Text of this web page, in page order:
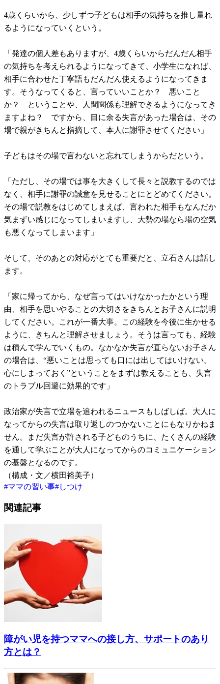
4歳くらいから、少しずつ子どもは相手の気持ちを推し量れ
るようになっていくという。
「発達の個人差もありますが、4歳くらいからだんだん相手
の気持ちを考えられるようになってきて、小学生になれば、
相手に合わせた丁寧語もだんだん使えるようになってきま
す。そうなってくると、言っていいことか？ 悪いこと
か？ ということや、人間関係も理解できるようになってき
ますよね？ ですから、目に余る失言があった場合は、その
場で親がきちんと指摘して、本人に謝罪させてください」
子どもはその場で言わないと忘れてしまうからだという。
「ただし、その場では事を大きくして長々と説教するのでは
なく、相手に謝罪の誠意を見せることにとどめてください。
その場で説教をはじめてしまえば、言われた相手もなんだか
気まずい感じになってしまいますし、大勢の場なら場の空気
も悪くなってしまいます」
そして、そのあとの対応がとても重要だと、立石さんは話し
ます。
「家に帰ってから、なぜ言ってはいけなかったかという理
由、相手を思いやることの大切さをきちんとお子さんに説明
してください。これが一番大事。この経験を今後に生かせる
ように、きちんと理解させましょう。そうは言っても、経験
は積んで学んでいくもの。なかなか失言が直らないお子さん
の場合は、“悪いことは思っても口には出してはいけない。
心にしまっておく”ということをまずは教えることも、失言
のトラブル回避に効果的です」
政治家が失言で立場を追われるニュースもしばしば。大人に
なってからの失言は取り返しのつかないことにもなりかねま
せん。まだ失言が許される子どものうちに、たくさんの経験
を通して学ぶことが大人になってからのコミュニケーション
の基盤となるのです。
（構成・文／横田裕美子）
#ママの習い事#しつけ
関連記事
障がい児を持つママへの接し方、サポートのあり
方とは？